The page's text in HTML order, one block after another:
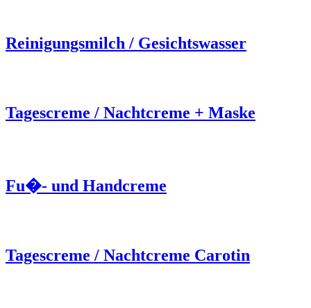
Reinigungsmilch / Gesichtswasser
Tagescreme / Nachtcreme + Maske
Fu�- und Handcreme
Tagescreme / Nachtcreme Carotin